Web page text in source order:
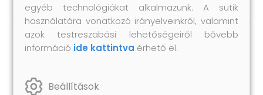
Hasonló termékek
egyéb technológiákat alkalmazunk. A sütik
használatára vonatkozó irányelveinkről, valamint
azok testreszabási lehetőségeiről bővebb
információ ide kattintva érhető el.
Beállítások